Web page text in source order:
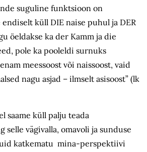
suguline funktsioon on
küll DIE naise puhul ja DER
öeldakse ka der Kamm ja die
pole ka pooleldi surnuks
meessoost või naissoost, vaid
nagu asjad – ilmselt asisoost” (lk
saame küll palju teada
selle vägivalla, omavoli ja sunduse
katkematu mina-perspektiivi